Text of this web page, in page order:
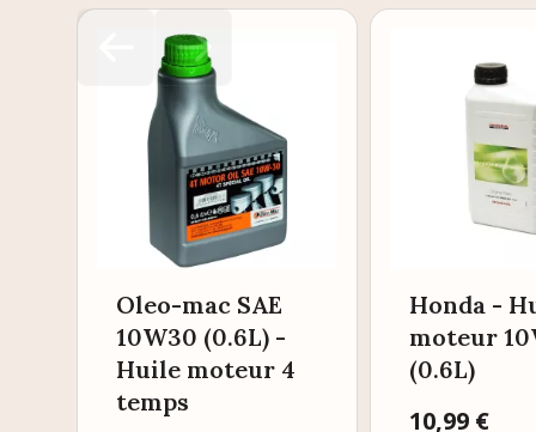
Oleo-mac SAE
10W30 (0.6L) -
Huile moteur 4
temps
Honda -
moteur
(0.6L)
Prix
10,99 €